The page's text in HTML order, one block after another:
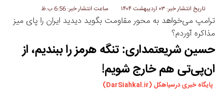
دیلمان
روستاها
سیاسی
چندرسانه ای
مسیر گردشگری دیلمان
تاریخ انتشار خبر: ۰۳ اردیبهشت ۱۴۰۴ ساعت انتشار خبر: 6:56 ب.ظ
ترامپ می‌خواهد به محور مقاومت بگوید دیدید ایران را پای میز
مذاکره آوردم؟
حسین شریعتمداری: تنگه هرمز را ببندیم، از
ان‌پی‌تی هم خارج شویم!
پایگاه خبری درسیاهکل (DarSiahkal.ir)